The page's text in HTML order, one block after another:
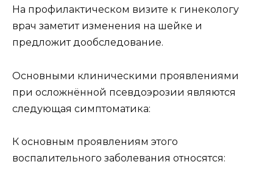
На профилактическом визите к гинекологу
врач заметит изменения на шейке и
предложит дообследование.
Основными клиническими проявлениями
при осложнённой псевдоэрозии являются
следующая симптоматика:
К основным проявлениям этого
воспалительного заболевания относятся: